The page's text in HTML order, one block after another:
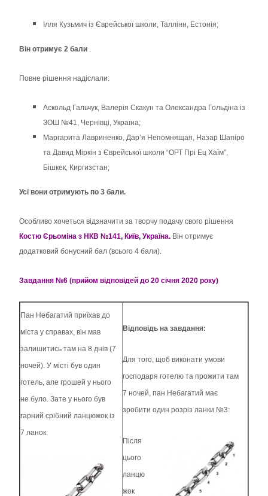
Ілля Кузьмич із Єврейської школи, Таллінн, Естонія;
Він отримує 2 бали .
Повне рішення надіслали:
Аскольд Гальчук, Валерія Скакун та Олександра Гольдіна із
ЗОШ №41, Чернівці, Україна;
Маргарита Лавриненко, Дар’я Непомнящая, Назар Шапіро
та Давид Міркін з Єврейської школи “ОРТ Прі Ец Хаїм”,
Бішкек, Киргизстан;
Усі вони отримують по 3 бали.
Особливо хочеться відзначити за творчу подачу свого рішення
Костю Єрьоміна з НКВ №141, Київ, Україна. Він отримує
додатковий бонусний бал (всього 4 бали).
Завдання №6 (прийом відповідей до 20 січня 2020 року)
Пан Небагатий приїхав до
міста у справах, він мав
залишитись там на 8 днів (7
ночей). У місті був один
готель, але грошей у нього
не було. Зате у нього був
гарний срібний ланцюжок із
7 ланок.
Відповідь на завдання:
Для того, щоб виконати умови
господаря готелю та прожити там
7 ночей, пан Небагатий має
зробити один розріз ланки №3:
Після
цього
ланцю
жок